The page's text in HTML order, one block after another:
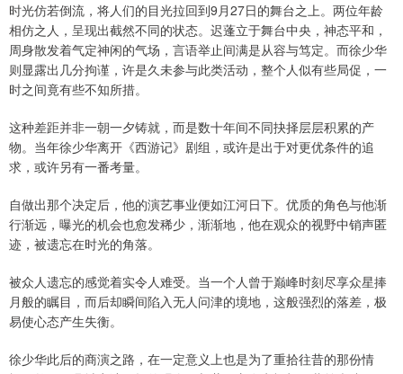
时光仿若倒流，将人们的目光拉回到9月27日的舞台之上。两位年龄
相仿之人，呈现出截然不同的状态。迟蓬立于舞台中央，神态平和，
周身散发着气定神闲的气场，言语举止间满是从容与笃定。而徐少华
则显露出几分拘谨，许是久未参与此类活动，整个人似有些局促，一
时之间竟有些不知所措。
这种差距并非一朝一夕铸就，而是数十年间不同抉择层层积累的产
物。当年徐少华离开《西游记》剧组，或许是出于对更优条件的追
求，或许另有一番考量。
自做出那个决定后，他的演艺事业便如江河日下。优质的角色与他渐
行渐远，曝光的机会也愈发稀少，渐渐地，他在观众的视野中销声匿
迹，被遗忘在时光的角落。
被众人遗忘的感觉着实令人难受。当一个人曾于巅峰时刻尽享众星捧
月般的瞩目，而后却瞬间陷入无人问津的境地，这般强烈的落差，极
易使心态产生失衡。
徐少华此后的商演之路，在一定意义上也是为了重拾往昔的那份情